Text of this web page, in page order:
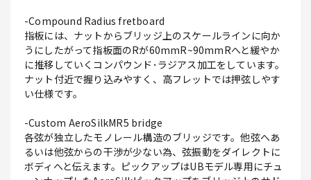
-Compound Radius fretboard
指板には、ナットからブリッジ上のスケールラインに向か
うにしたがって指板面のRが60mmR~90mmRへと緩やか
に推移していくコンパウンド･ラジアス加工をしています。
ナット付近で握り込みやすく、高フレットでは押弦しやす
い仕様です。
-Custom AeroSilkMR5 bridge
各弦が独立したモノレール構造のブリッジです。他弦へあ
るいは他弦からの干渉が少ない為、弦振動をダイレクトに
ボディへと伝えます。ピックアップはUBモデル専用にチュ